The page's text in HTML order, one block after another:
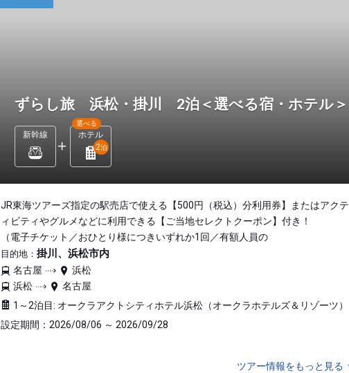
ずらし旅 浜松・掛川 2泊＜選べる宿・ホテル＞
新幹線 ホテル
選べる
2泊
JR東海ツアーズ指定の駅売店で使える【500円（税込）分利用券】またはアクテ
ィビティやグルメなどに利用できる【ご当地セレクトクーポン】付き！
（電子チケット／おひとり様につきいずれか1回／有額人員の
目的地： 掛川、浜松市内
名古屋
浜松
浜松
名古屋
1～2泊目: オークラアクトシティホテル浜松（オークラホテルズ＆リゾーツ）
設定期間：2026/08/06 ～ 2026/09/28
ツアー情報をもっと見る